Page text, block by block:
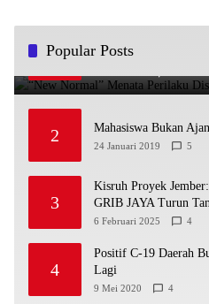
Popular Posts
1
Protokol Kesehatan
2 Mahasiswa Bukan
24 Januari 2019 5
3
Kisruh Proyek
GRIB JAYA Turun
6 Februari 2025 4
4
Positif C-19 Daerah
Lagi
9 Mei 2020 4